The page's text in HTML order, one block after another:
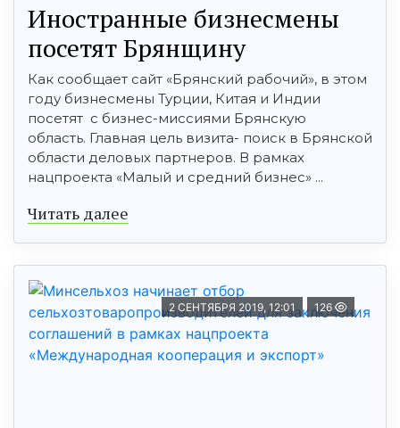
Иностранные бизнесмены
посетят Брянщину
Как сообщает сайт «Брянский рабочий», в этом
году бизнесмены Турции, Китая и Индии
посетят с бизнес-миссиями Брянскую
область. Главная цель визита- поиск в Брянской
области деловых партнеров. В рамках
нацпроекта «Малый и средний бизнес» ...
Читать далее
2 СЕНТЯБРЯ 2019, 12:01 126